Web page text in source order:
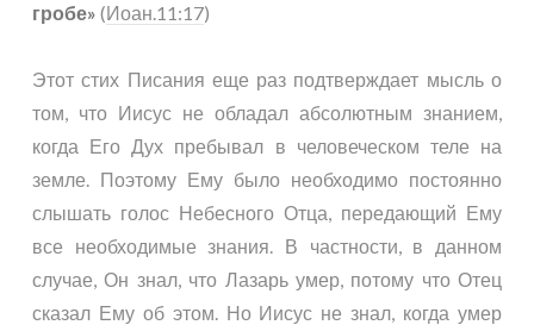
гробе» (Иоан.11:17)
Этот стих Писания еще раз подтверждает мысль о
том, что Иисус не обладал абсолютным знанием,
когда Его Дух пребывал в человеческом теле на
земле. Поэтому Ему было необходимо постоянно
слышать голос Небесного Отца, передающий Ему
все необходимые знания. В частности, в данном
случае, Он знал, что Лазарь умер, потому что Отец
сказал Ему об этом. Но Иисус не знал, когда умер